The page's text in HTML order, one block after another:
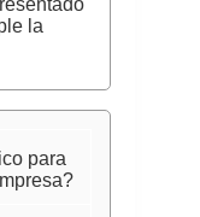
la
para